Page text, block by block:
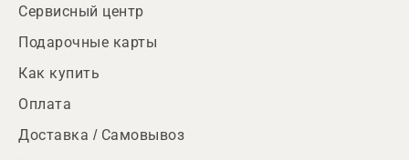
Сервисный центр
Подарочные карты
Как купить
Оплата
Доставка / Самовывоз